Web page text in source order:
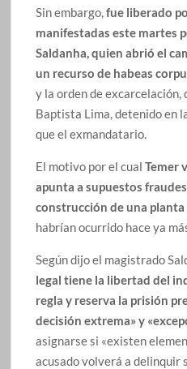
Sin embargo,fue liberado
manifestadas este martes
Saldanha, quien abrió el
un recurso de habeas
y la orden de excarcelación,
Baptista Lima, detenido en
que el exmandatario.
El motivo por el cualTemer
apunta a supuestos
construcción de una
habrían ocurrido hace ya
Según dijo el magistrado
legal tiene la libertad del
regla y reserva la prisión
decisión extrema» y
asignarse si «existen
acusado volverá a delinquir